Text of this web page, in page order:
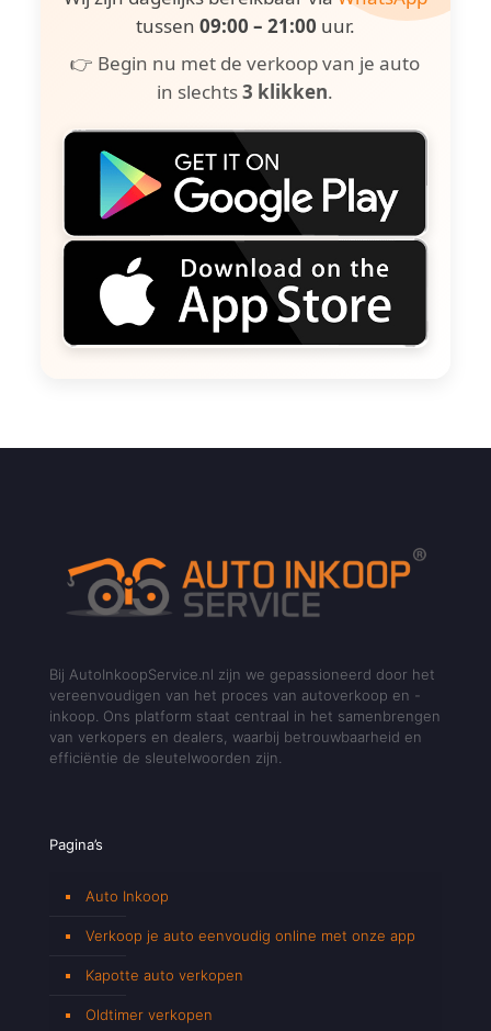
tussen 09:00 – 21:00 uur.
👉 Begin nu met de verkoop van je auto
in slechts3 klikken.
Bij AutoInkoopService.nl zijn we gepassioneerd door het
vereenvoudigen van het proces van autoverkoop en -
inkoop. Ons platform staat centraal in het samenbrengen
van verkopers en dealers, waarbij betrouwbaarheid en
efficiëntie de sleutelwoorden zijn.
Pagina’s
Auto Inkoop
Verkoop je auto eenvoudig online met onze app
Kapotte auto verkopen
Oldtimer verkopen